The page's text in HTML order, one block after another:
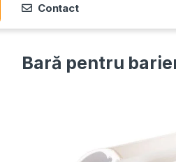
Contact
Bară pentru